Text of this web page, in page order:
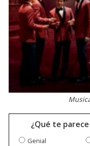
¿Qué te
Genial